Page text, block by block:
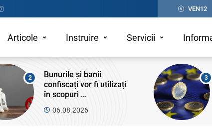
VEN12
Articole Instruire Servicii
2
Bunurile și banii
confiscați vor fi utilizați
în scopuri ...
06.08.2026
3